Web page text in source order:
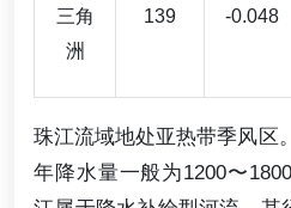
三角
洲
139 -0.048
珠江流域地处亚热带季风区
年降水量一般为1200〜